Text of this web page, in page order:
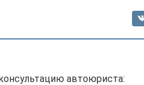
автоюриста: